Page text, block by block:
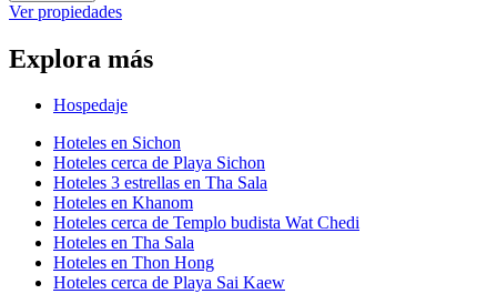
Ver propiedades
Explora más
Hospedaje
Hoteles en Sichon
Hoteles cerca de Playa Sichon
Hoteles 3 estrellas en Tha Sala
Hoteles en Khanom
Hoteles cerca de Templo budista Wat Chedi
Hoteles en Tha Sala
Hoteles en Thon Hong
Hoteles cerca de Playa Sai Kaew